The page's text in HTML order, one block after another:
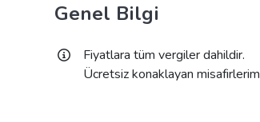
Genel Bilgi
Fiyatlara tüm vergiler dahildir.
Ücretsiz konaklayan